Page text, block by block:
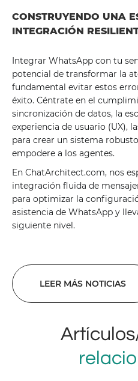
CONSTRUYENDO UNA
INTEGRACIÓN
Integrar WhatsApp con tu
potencial de transformar la
fundamental evitar estos
éxito. Céntrate en el
sincronización de datos, la
experiencia de usuario (UX),
para crear un sistema
empodere a los agentes.
En ChatArchitect.com, nos
integración fluida de
para optimizar la
asistencia de WhatsApp y
siguiente nivel.
LEER MÁS NOTICIAS